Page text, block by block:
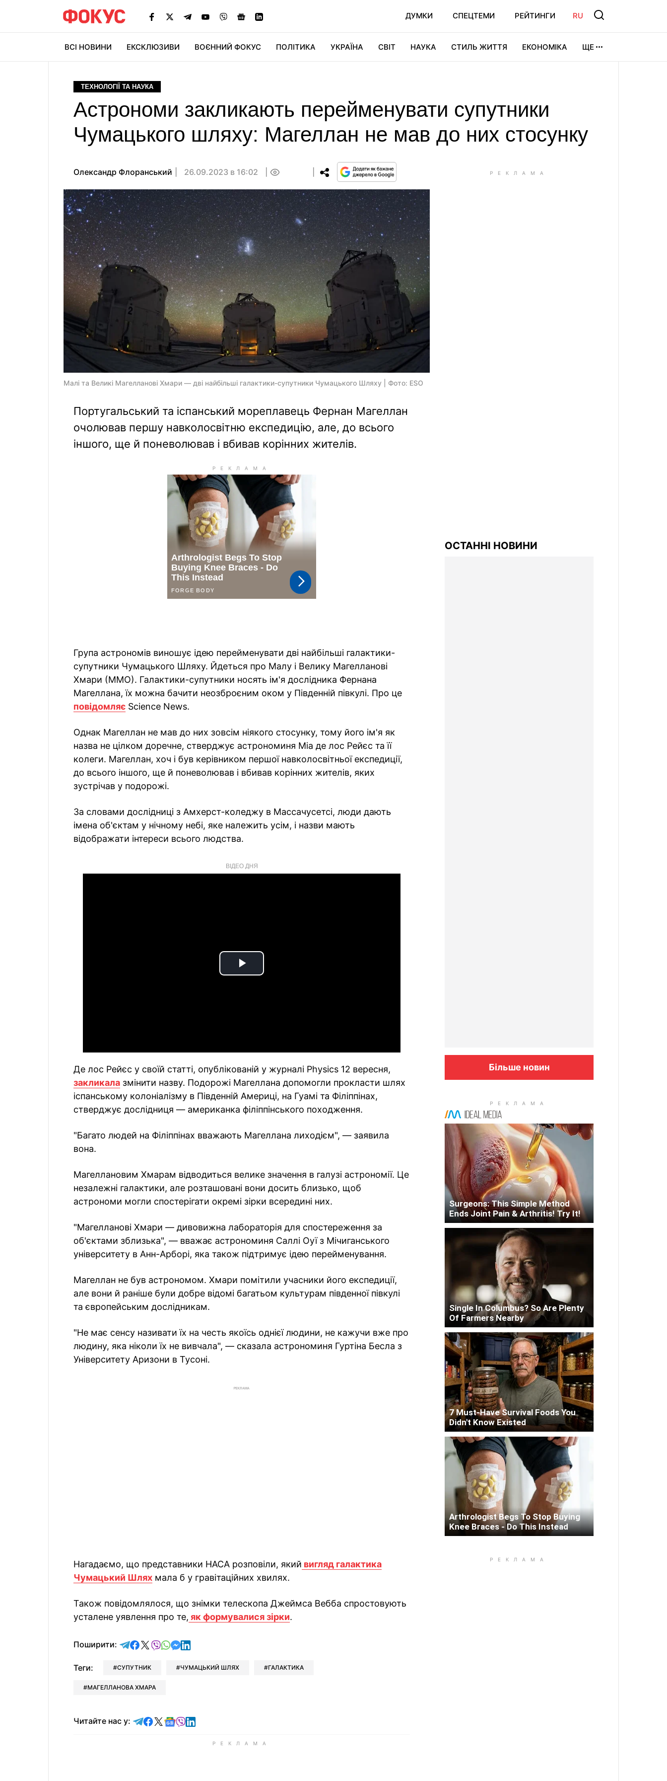
ДУМКИ СПЕЦТЕМИ РЕЙТИНГИ RU
ВСІ НОВИНИ ЕКСКЛЮЗИВИ ВОЄННИЙ ФОКУС ПОЛІТИКА УКРАЇНА СВІТ НАУКА СТИЛЬ ЖИТТЯ ЕКОНОМІКА ЩЕ
ТЕХНОЛОГІЇ ТА НАУКА
Астрономи закликають перейменувати супутники
Чумацького шляху: Магеллан не мав до них стосунку
Олександр Флоранський 26.09.2023 в 16:02
Малі та Великі Магелланові Хмари — дві найбільші галактики-супутники Чумацького Шляху | Фото: ESO
Португальський та іспанський мореплавець Фернан Магеллан
очолював першу навколосвітню експедицію, але, до всього
іншого, ще й поневолював і вбивав корінних жителів.
Група астрономів виношує ідею перейменувати дві найбільші галактики-
супутники Чумацького Шляху. Йдеться про Малу і Велику Магелланові
Хмари (ММО). Галактики-супутники носять ім'я дослідника Фернана
Магеллана, їх можна бачити неозброєним оком у Південній півкулі. Про це
повідомляє Science News.
Однак Магеллан не мав до них зовсім ніякого стосунку, тому його ім'я як
назва не цілком доречне, стверджує астрономиня Міа де лос Рейєс та її
колеги. Магеллан, хоч і був керівником першої навколосвітньої експедиції,
до всього іншого, ще й поневолював і вбивав корінних жителів, яких
зустрічав у подорожі.
За словами дослідниці з Амхерст-коледжу в Массачусетсі, люди дають
імена об'єктам у нічному небі, яке належить усім, і назви мають
відображати інтереси всього людства.
ВІДЕО ДНЯ
Play
Де лос Рейєс у своїй статті, опублікованій у журналі Physics 12 вересня,
закликала змінити назву. Подорожі Магеллана допомогли прокласти шлях
іспанському колоніалізму в Південній Америці, на Гуамі та Філіппінах,
стверджує дослідниця — американка філіппінського походження.
"Багато людей на Філіппінах вважають Магеллана лиходієм", — заявила
вона.
Магеллановим Хмарам відводиться велике значення в галузі астрономії. Це
незалежні галактики, але розташовані вони досить близько, щоб
астрономи могли спостерігати окремі зірки всередині них.
"Магелланові Хмари — дивовижна лабораторія для спостереження за
об'єктами зблизька", — вважає астрономиня Саллі Оуї з Мічиганського
університету в Анн-Арборі, яка також підтримує ідею перейменування.
Магеллан не був астрономом. Хмари помітили учасники його експедиції,
але вони й раніше були добре відомі багатьом культурам південної півкулі
та європейським дослідникам.
"Не має сенсу називати їх на честь якоїсь однієї людини, не кажучи вже про
людину, яка ніколи їх не вивчала", — сказала астрономиня Гуртіна Бесла з
Університету Аризони в Тусоні.
РЕКЛАМА
Нагадаємо, що представники НАСА розповіли, який вигляд галактика
Чумацький Шлях мала б у гравітаційних хвилях.
Також повідомлялося, що знімки телескопа Джеймса Вебба спростовують
усталене уявлення про те, як формувалися зірки.
Поширити: відправити у Telegram
поділитись у Facebook
поділитись у X
відправити у Viber
відправити у Whatsapp
відправити у Messenger
відправити у LinkedIn
Теги: СУПУТНИК ЧУМАЦЬКИЙ ШЛЯХ ГАЛАКТИКА
МАГЕЛЛАНОВА ХМАРА
Читайте нас у: Читайте у Telegram
Читайте у Facebook
Читайте у X
Читайте у Google news
Читайте у Viber
Читайте у LinkedIn
ОСТАННІ НОВИНИ
Більше новин
Surgeons: This Simple Method
Ends Joint Pain & Arthritis! Try It!
Single In Columbus? So Are Plenty
Of Farmers Nearby
7 Must-Have Survival Foods You
Didn't Know Existed
Arthrologist Begs To Stop Buying
Knee Braces - Do This Instead